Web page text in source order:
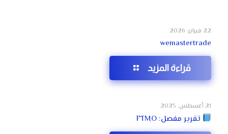
22 فبراير، 2026
wemastertrade
قراءة المزيد
21 أغسطس، 2025
تقرير مفصل: FTMO